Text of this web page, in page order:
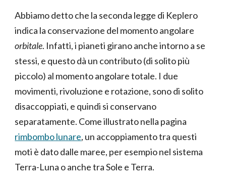
Abbiamo detto che la seconda legge di Keplero
indica la conservazione del momento angolare
orbitale. Infatti, i pianeti girano anche intorno a se
stessi, e questo dà un contributo (di solito più
piccolo) al momento angolare totale. I due
movimenti, rivoluzione e rotazione, sono di solito
disaccoppiati, e quindi si conservano
separatamente. Come illustrato nella pagina
rimbombo lunare, un accoppiamento tra questi
moti è dato dalle maree, per esempio nel sistema
Terra-Luna o anche tra Sole e Terra.